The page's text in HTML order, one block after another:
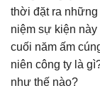
thời đặt ra
niệm sự kiện
cuối năm ấm
niên công ty là
như thế nào?